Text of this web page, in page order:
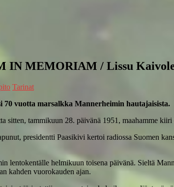
IN MEMORIAM / Lissu
Tarinat
70 vuotta marsalkka Mannerheimin hautajaisista.
sitten, tammikuun 28. päivänä 1951, maahamme
presidentti Paasikivi kertoi radiossa Suomen
lentokentälle helmikuun toisena päivänä. Sieltä
kahden vuorokauden ajan.